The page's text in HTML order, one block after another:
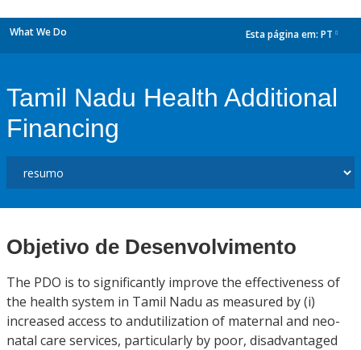
What We Do Esta página em: PT
Tamil Nadu Health Additional
Financing
Objetivo de Desenvolvimento
The PDO is to significantly improve the effectiveness of
the health system in Tamil Nadu as measured by (i)
increased access to andutilization of maternal and neo-
natal care services, particularly by poor, disadvantaged